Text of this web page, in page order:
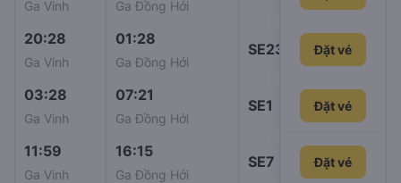
Ga Vinh Ga Đồng Hới
20:28
Ga Vinh
01:28
Ga Đồng Hới
SE23 261.000đ
Đặt vé
03:28
Ga Vinh
07:21
Ga Đồng Hới
SE1 292.000đ
Đặt vé
11:59
Ga Vinh
16:15
Ga Đồng Hới
SE7 301.000đ
Đặt vé